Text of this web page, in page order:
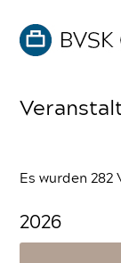
Es wurden
2026